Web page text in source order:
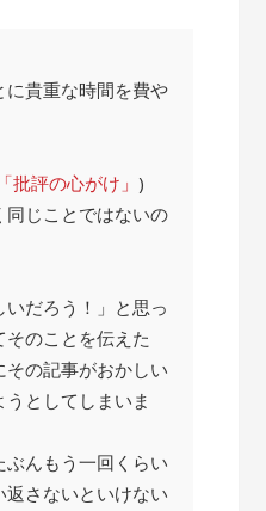
貴重な時間を費や
批評の心がけ」 )
同じことではないの
だろう！」と思っ
のことを伝えた
の記事がおかしい
としてしまいま
んもう一回くらい
さないといけない